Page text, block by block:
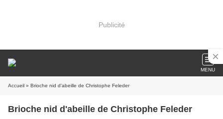
Publicité
MENU
Accueil » Brioche nid d'abeille de Christophe Feleder
Brioche nid d'abeille de Christophe Feleder